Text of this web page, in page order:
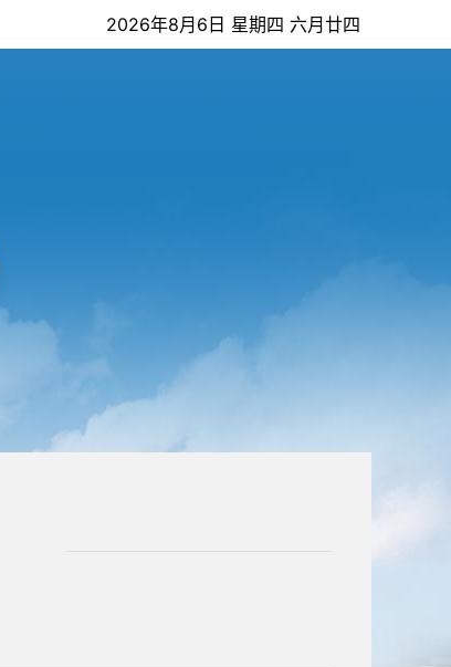
2026年8月6日 星期四 六月廿四